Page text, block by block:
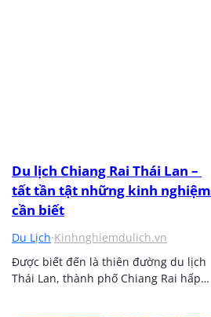
Du lịch Chiang Rai Thái Lan –
tất tần tật những kinh nghiệm
cần biết
Du Lịch·Kinhnghiemdulich.vn
Được biết đến là thiên đường du lịch
Thái Lan, thành phố Chiang Rai hấp…